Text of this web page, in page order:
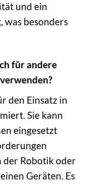
und ein
was besonders
für andere
den Einsatz in
Sie kann
eingesetzt
der Robotik oder
Geräten. Es